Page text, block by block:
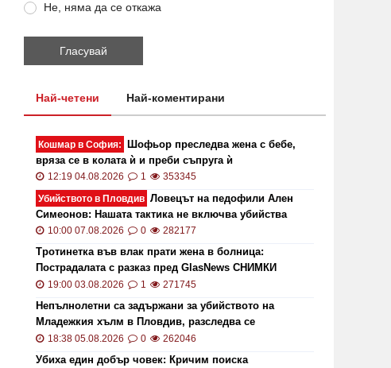
Не, няма да се откажа
Най-четени Най-коментирани
Кошмар в София:
Шофьор преследва жена с бебе,
вряза се в колата ѝ и преби съпруга ѝ
12:19 04.08.2026 1
353345
Убийството в Пловдив Ловецът на педофили Ален
Симеонов: Нашата тактика не включва убийства
10:00 07.08.2026 0 282177
Тротинетка във влак прати жена в болница:
Пострадалата с разказ пред GlasNews СНИМКИ
19:00 03.08.2026 1 271745
Непълнолетни са задържани за убийството на
Младежкия хълм в Пловдив, разследва се
хомофобски мотив
18:38 05.08.2026 0 262046
Убиха един добър човек: Кричим поиска